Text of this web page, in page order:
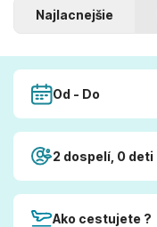
Najlacnejšie
Od - Do
2 dospelí, 0 deti
Ako cestujete ?